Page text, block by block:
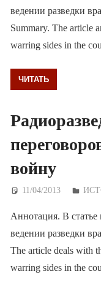
ведении разведки
Summary. The article
warring sides in the
ЧИТАТЬ
войну
11/04/2013
Аннотация. В статье
ведении разведки
The article deals with
warring sides in the